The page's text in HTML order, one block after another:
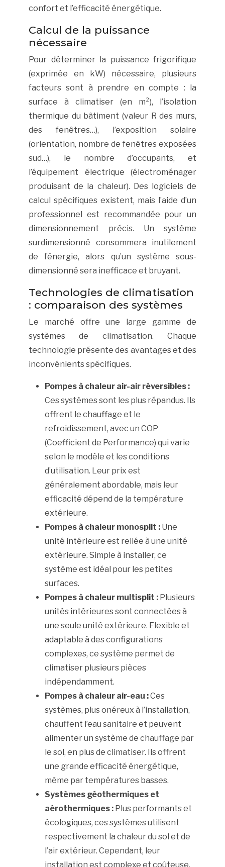
confort et l’efficacité énergétique.
Calcul de la puissance
nécessaire
Pour déterminer la puissance frigorifique
(exprimée en kW) nécessaire, plusieurs
facteurs sont à prendre en compte : la
surface à climatiser (en m²), l’isolation
thermique du bâtiment (valeur R des murs,
des fenêtres…), l’exposition solaire
(orientation, nombre de fenêtres exposées
sud…), le nombre d’occupants, et
l’équipement électrique (électroménager
produisant de la chaleur). Des logiciels de
calcul spécifiques existent, mais l’aide d’un
professionnel est recommandée pour un
dimensionnement précis. Un système
surdimensionné consommera inutilement
de l’énergie, alors qu’un système sous-
dimensionné sera inefficace et bruyant.
Technologies de climatisation
: comparaison des systèmes
Le marché offre une large gamme de
systèmes de climatisation. Chaque
technologie présente des avantages et des
inconvénients spécifiques.
Pompes à chaleur air-air réversibles :
Ces systèmes sont les plus répandus. Ils
offrent le chauffage et le
refroidissement, avec un COP
(Coefficient de Performance) qui varie
selon le modèle et les conditions
d’utilisation. Leur prix est
généralement abordable, mais leur
efficacité dépend de la température
extérieure.
Pompes à chaleur monosplit : Une
unité intérieure est reliée à une unité
extérieure. Simple à installer, ce
système est idéal pour les petites
surfaces.
Pompes à chaleur multisplit : Plusieurs
unités intérieures sont connectées à
une seule unité extérieure. Flexible et
adaptable à des configurations
complexes, ce système permet de
climatiser plusieurs pièces
indépendamment.
Pompes à chaleur air-eau :Ces
systèmes, plus onéreux à l’installation,
chauffent l’eau sanitaire et peuvent
alimenter un système de chauffage par
le sol, en plus de climatiser. Ils offrent
une grande efficacité énergétique,
même par températures basses.
Systèmes géothermiques et
aérothermiques : Plus performants et
écologiques, ces systèmes utilisent
respectivement la chaleur du sol et de
l’air extérieur. Cependant, leur
installation est complexe et coûteuse.